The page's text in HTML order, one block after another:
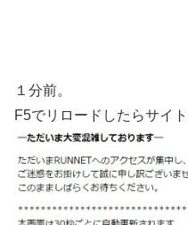
１分前。
F5でリロードしたらサイ